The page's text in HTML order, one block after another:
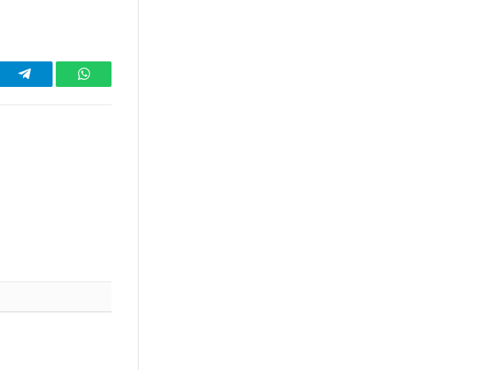
Telegram WhatsApp